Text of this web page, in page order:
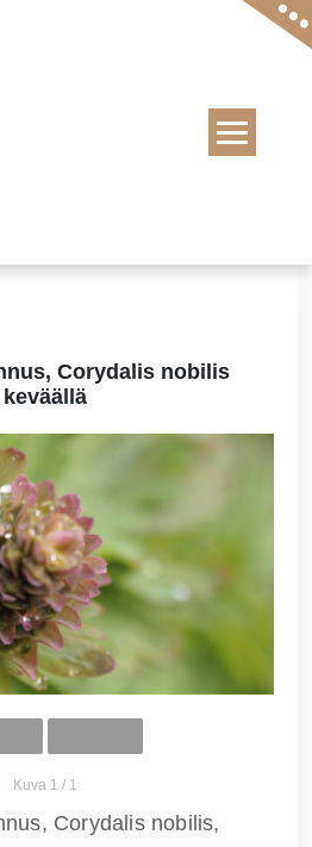
Corydalis nobilis
keväällä
Kuva 1 / 1
Corydalis nobilis,